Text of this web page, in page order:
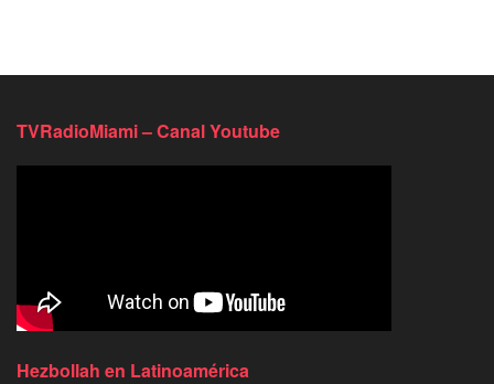
TVRadioMiami – Canal Youtube
Hezbollah en Latinoamérica